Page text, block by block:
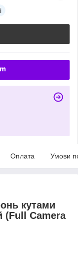
Оплата Умови
кутами
Camera